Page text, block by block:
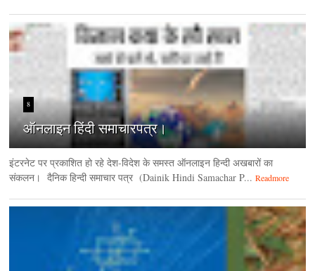
8
ऑनलाइन हिंदी समाचारपत्र।
इंटरनेट पर प्रकाशित हो रहे देश-विदेश के समस्त ऑनलाइन हिन्दी अखबारों का
संकलन। दैनिक हिन्‍दी समाचार पत्र (Dainik Hindi Samachar P... Readmore